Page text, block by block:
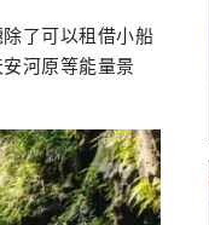
了可以租借小船
河原等能量景